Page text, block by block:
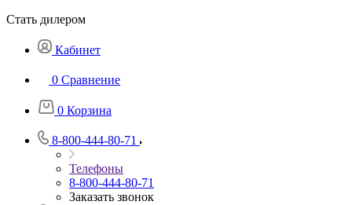
Стать дилером
Кабинет
0 Сравнение
0 Корзина
8-800-444-80-71
Телефоны
8-800-444-80-71
Заказать звонок